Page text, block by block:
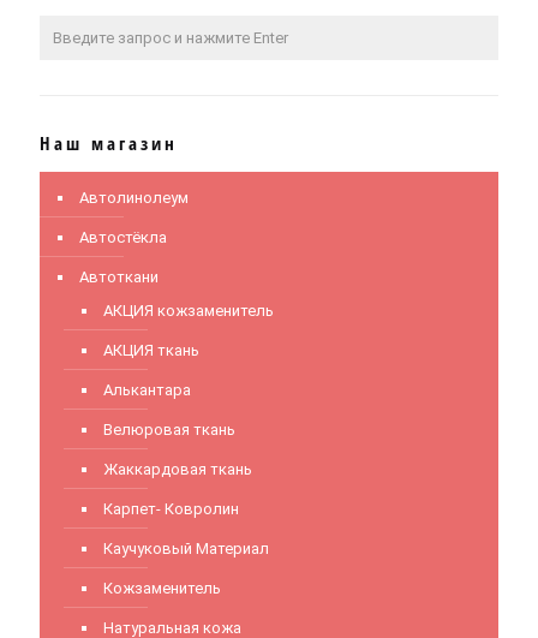
Наш магазин
Автолинолеум
Автостёкла
Автоткани
АКЦИЯ кожзаменитель
АКЦИЯ ткань
Алькантара
Велюровая ткань
Жаккардовая ткань
Карпет- Ковролин
Каучуковый Материал
Кожзаменитель
Натуральная кожа